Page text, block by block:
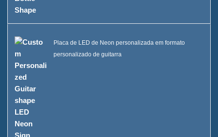
rodas Case C
Vitrine Uma Garrafa de Bebida
Entre em contato conosco
Placa de LED de Neon personalizada em formato
personalizado de guitarra